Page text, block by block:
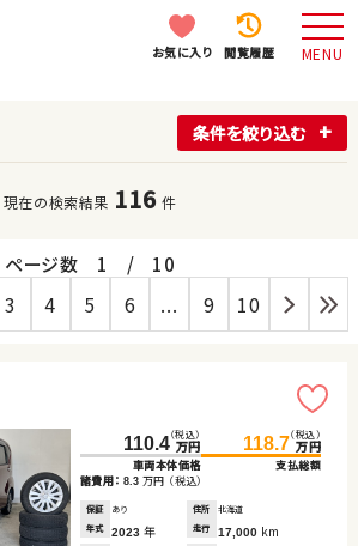
お気に入り 閲覧履歴 MENU
条件を絞り込む
現在の検索結果 116 件
ページ数 1 / 10
3 4 5 6 ... 9 10
110.4（税込）
万円
車両本体価格
118.7（税込）
万円
支払総額
諸費用： 8.3 万円 （税込）
保証 あり 住所
北海道
年式
2023 年 走行 17,000 km